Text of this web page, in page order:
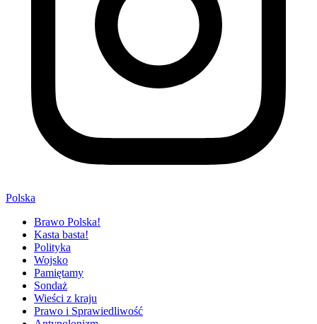
Polska
Brawo Polska!
Kasta basta!
Polityka
Wojsko
Pamiętamy
Sondaż
Wieści z kraju
Prawo i Sprawiedliwość